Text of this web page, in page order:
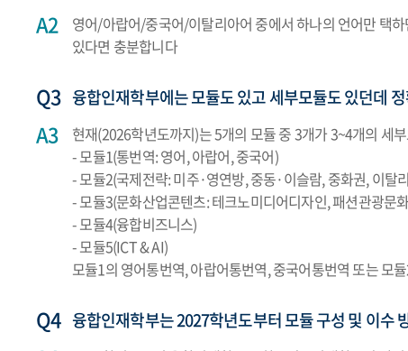
영어/아랍어/중국어/이탈리아어 중에서 하나의 언어만 택
있다면 충분합니다
융합인재학부에는 모듈도 있고 세부모듈도 있던데
현재(2026학년도까지)는 5개의 모듈 중 3개가 3~4개의 세
- 모듈1(통번역: 영어, 아랍어, 중국어)
- 모듈2(국제전략: 미주·영연방, 중동·이슬람, 중화권, 이탈
- 모듈3(문화산업콘텐츠: 테크노미디어디자인, 패션관광문
- 모듈4(융합비즈니스)
- 모듈5(ICT & AI)
모듈1의 영어통번역, 아랍어통번역, 중국어통번역 또는 모
융합인재학부는 2027학년도부터 모듈 구성 및 이수